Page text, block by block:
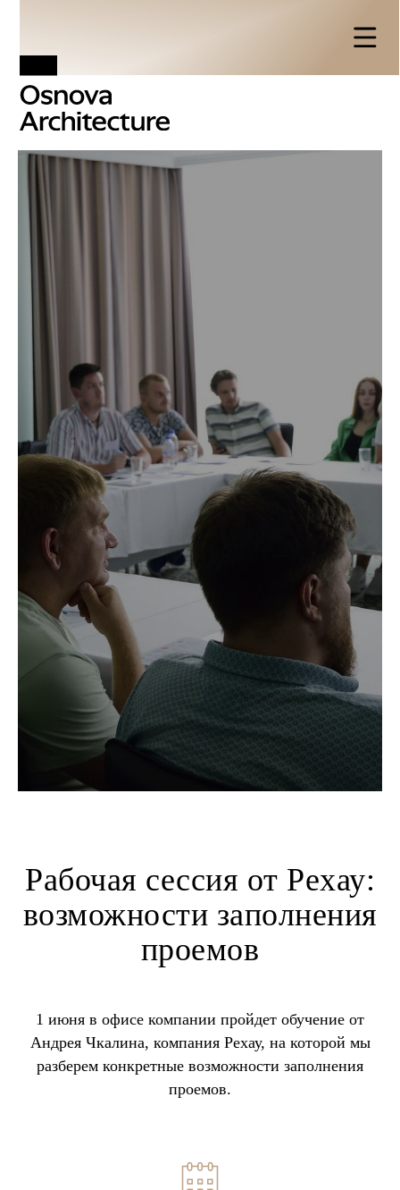
Рабочая сессия от Рехау:
возможности заполнения
проемов
1 июня в офисе компании пройдет обучение от
Андрея Чкалина, компания Рехау, на которой мы
разберем конкретные возможности заполнения
проемов.